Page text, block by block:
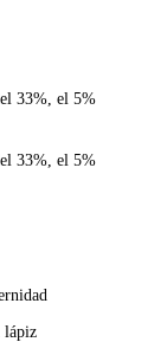
33%, el 5%
33%, el 5%
lápiz